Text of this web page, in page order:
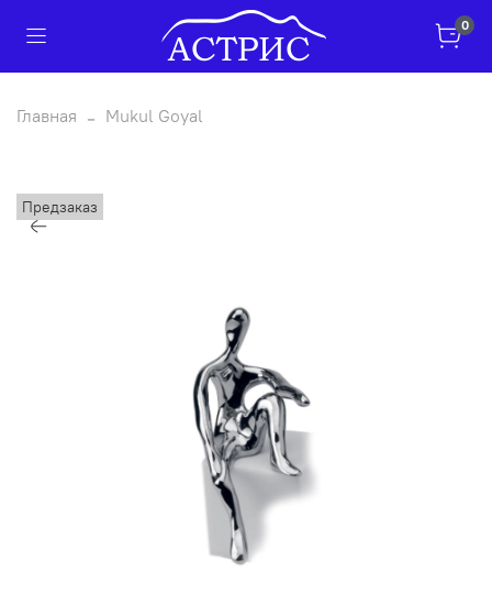
0
Главная Mukul Goyal
Предзаказ